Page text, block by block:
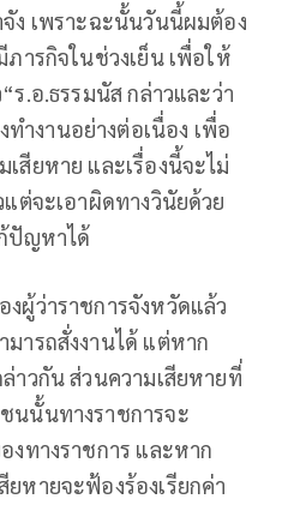
จัง เพราะฉะนั้นวันนี้ผมต้อง
ารกิจในช่วงเย็น เพื่อให้
ร.อ.ธรรมนัส กล่าวและว่า
ทำงานอย่างต่อเนื่อง เพื่อ
เสียหาย และเรื่องนี้จะไม่
แต่จะเอาผิดทางวินัยด้วย
ปัญหาได้
งผู้ว่าราชการจังหวัดแล้ว
มารถสั่งงานได้ แต่หาก
าวกัน ส่วนความเสียหายที่
นนั้นทางราชการจะ
งทางราชการ และหาก
หายจะฟ้องร้องเรียกค่า